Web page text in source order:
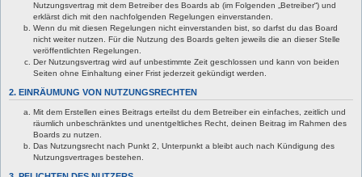
Nutzungsvertrag mit dem Betreiber des Boards ab (im Folgenden „Betreiber“) und
erklärst dich mit den nachfolgenden Regelungen einverstanden.
Wenn du mit diesen Regelungen nicht einverstanden bist, so darfst du das Board
nicht weiter nutzen. Für die Nutzung des Boards gelten jeweils die an dieser Stelle
veröffentlichten Regelungen.
Der Nutzungsvertrag wird auf unbestimmte Zeit geschlossen und kann von beiden
Seiten ohne Einhaltung einer Frist jederzeit gekündigt werden.
2. EINRÄUMUNG VON NUTZUNGSRECHTEN
Mit dem Erstellen eines Beitrags erteilst du dem Betreiber ein einfaches, zeitlich und
räumlich unbeschränktes und unentgeltliches Recht, deinen Beitrag im Rahmen des
Boards zu nutzen.
Das Nutzungsrecht nach Punkt 2, Unterpunkt a bleibt auch nach Kündigung des
Nutzungsvertrages bestehen.